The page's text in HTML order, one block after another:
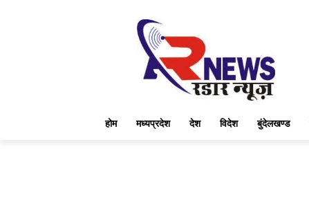
होम मध्यप्रदेश देश विदेश बुंदेलखण्ड